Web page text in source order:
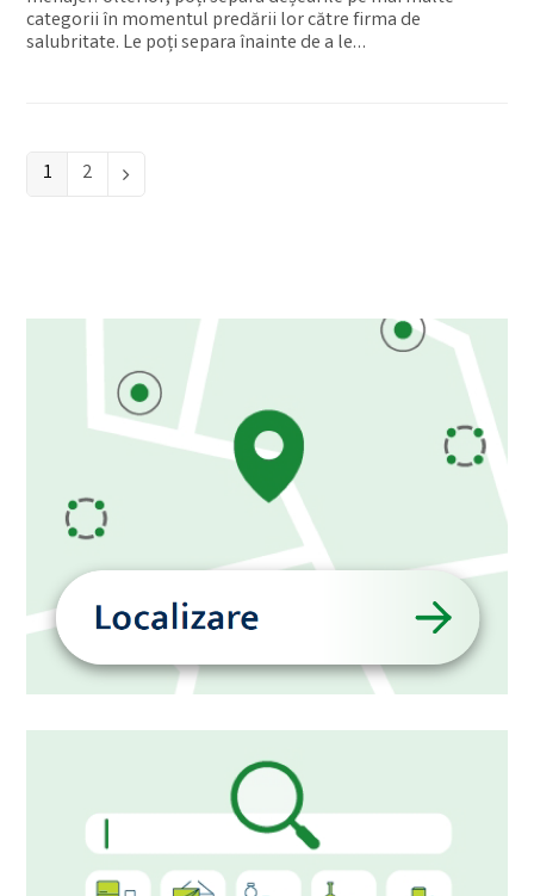
categorii în momentul predării lor către firma de
salubritate. Le poți separa înainte de a le…
Page
1 Page
2 Next